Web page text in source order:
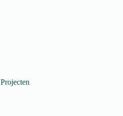
Projecten